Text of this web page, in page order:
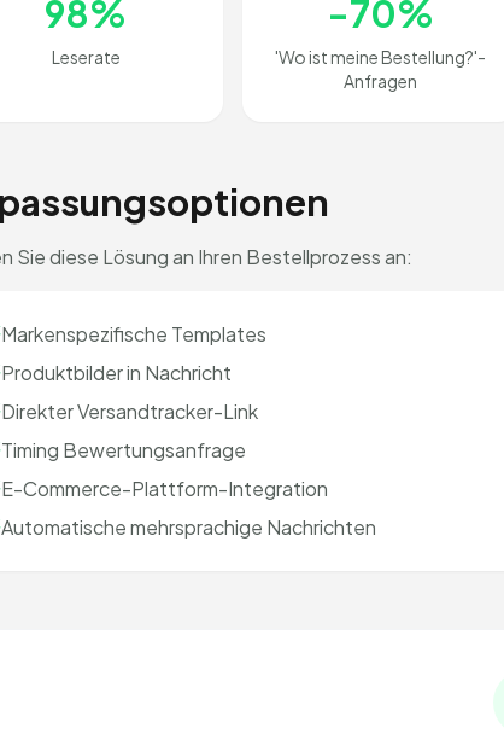
98%
Leserate
-70%
'Wo ist meine Bestellung?'-
Anfragen
Sie diese Lösung an Ihren Bestellprozess an:
Markenspezifische Templates
Produktbilder in Nachricht
Direkter Versandtracker-Link
Timing Bewertungsanfrage
E-Commerce-Plattform-Integration
Automatische mehrsprachige Nachrichten